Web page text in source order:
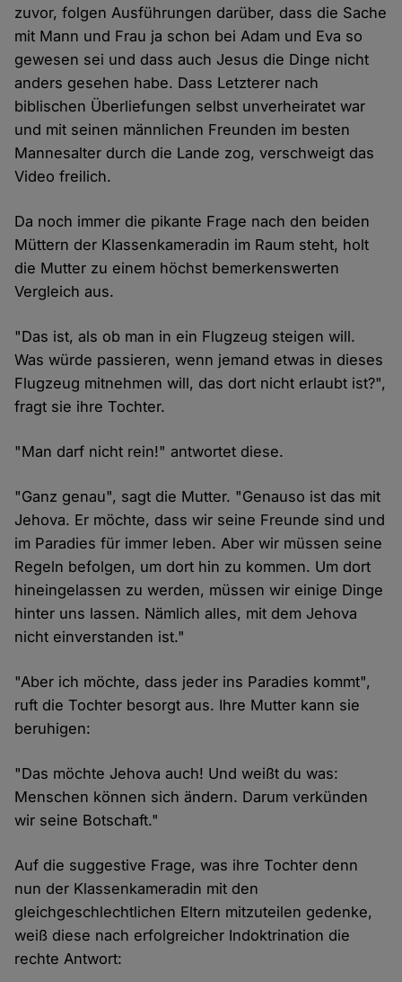
zuvor, folgen Ausführungen darüber, dass die Sache
mit Mann und Frau ja schon bei Adam und Eva so
gewesen sei und dass auch Jesus die Dinge nicht
anders gesehen habe. Dass Letzterer nach
biblischen Überliefungen selbst unverheiratet war
und mit seinen männlichen Freunden im besten
Mannesalter durch die Lande zog, verschweigt das
Video freilich.
Da noch immer die pikante Frage nach den beiden
Müttern der Klassenkameradin im Raum steht, holt
die Mutter zu einem höchst bemerkenswerten
Vergleich aus.
"Das ist, als ob man in ein Flugzeug steigen will.
Was würde passieren, wenn jemand etwas in dieses
Flugzeug mitnehmen will, das dort nicht erlaubt ist?",
fragt sie ihre Tochter.
"Man darf nicht rein!" antwortet diese.
"Ganz genau", sagt die Mutter. "Genauso ist das mit
Jehova. Er möchte, dass wir seine Freunde sind und
im Paradies für immer leben. Aber wir müssen seine
Regeln befolgen, um dort hin zu kommen. Um dort
hineingelassen zu werden, müssen wir einige Dinge
hinter uns lassen. Nämlich alles, mit dem Jehova
nicht einverstanden ist."
"Aber ich möchte, dass jeder ins Paradies kommt",
ruft die Tochter besorgt aus. Ihre Mutter kann sie
beruhigen:
"Das möchte Jehova auch! Und weißt du was:
Menschen können sich ändern. Darum verkünden
wir seine Botschaft."
Auf die suggestive Frage, was ihre Tochter denn
nun der Klassenkameradin mit den
gleichgeschlechtlichen Eltern mitzuteilen gedenke,
weiß diese nach erfolgreicher Indoktrination die
rechte Antwort: